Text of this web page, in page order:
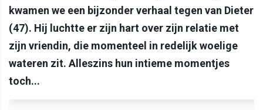
kwamen we een bijzonder verhaal tegen van Dieter
(47). Hij luchtte er zijn hart over zijn relatie met
zijn vriendin, die momenteel in redelijk woelige
wateren zit. Alleszins hun intieme momentjes
toch...